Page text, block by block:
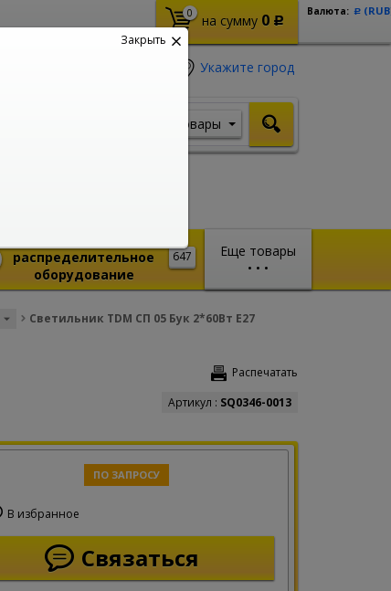
0 на сумму 0 Р
Валюта: Р
Укажите город
Товары
Еще товары
• • •
647
распределительное
оборудование
Светильник TDM СП 05 Бук 2*60Вт E27
Распечатать
Артикул : SQ0346-0013
ПО ЗАПРОСУ
В избранное
Связаться
Закрыть